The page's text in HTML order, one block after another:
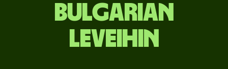
Bulgarian
leveihin